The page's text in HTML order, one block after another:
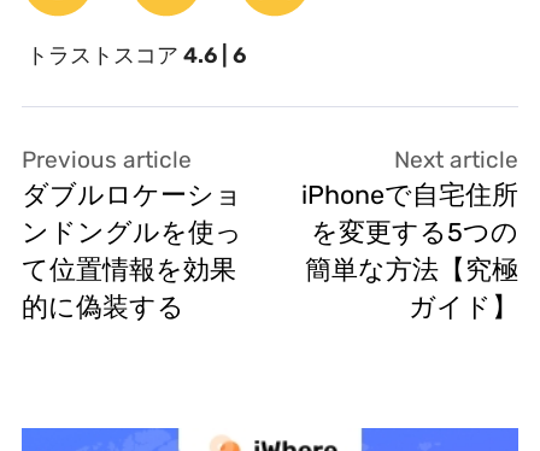
トラストスコア 4.6 | 6
Previous article
ダブルロケーショ
ンドングルを使っ
て位置情報を効果
的に偽装する
Next article
iPhoneで自宅住所
を変更する5つの
簡単な方法【究極
ガイド】